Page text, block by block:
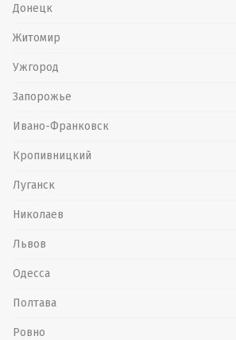
Донецк
Житомир
Ужгород
Запорожье
Ивано-Франковск
Кропивницкий
Луганск
Николаев
Львов
Одесса
Полтава
Ровно